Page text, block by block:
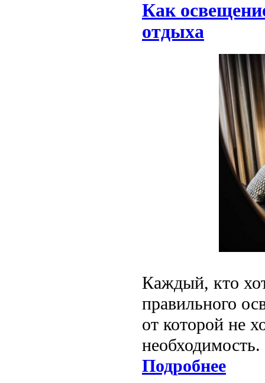
Как
отдыха
Каждый, кто
правильного
от которой не
необходимость.
Подробнее